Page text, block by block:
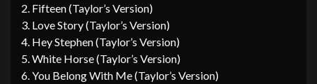
2. Fifteen (Taylor’s Version)
3. Love Story (Taylor’s Version)
4. Hey Stephen (Taylor’s Version)
5. White Horse (Taylor’s Version)
6. You Belong With Me (Taylor’s Version)